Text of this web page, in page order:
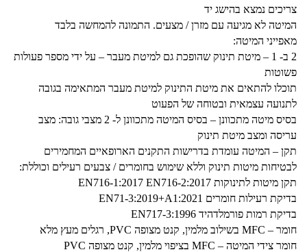
צריכים נמצא בהישג יד
המיטה לא מגיעה עם מזרן / מצעים. התמונה להמחשה בלבד
מאפייני המיטה:
2 ב- 1 – מיטת תינוק שהופכת גם למיטת מעבר – על ידי מספר פעולות
פשוטות
תוכלו להתאים את מיטת התינוק למיטת מעבר המתאימה בגובה
לתנועה עצמאית ובטוחה של הפעוט
בסיס מיטה מתכוונן – בסיס המיטה מתכוונן ל- 2 מצבי גובה: מצב
עריסה ומצב מיטת תינוק
תקן – המיטה עומדת בדרישות התקנים הארופאיים המחמירים
לבטיחות מיטות תינוק וללא שימוש בחומרים / צבעים רעילים וכוללת:
תקן מיטות לתינוקות EN716-1:2017 EN716-2:2017
בדיקת רעילות חומרים EN71-3:2019+A1:2021
בדיקת רמות פורמלדהיד EN717-3:1996
חומר – MFC בשילוב מלמין, קנט מצופה PVC, רגלים מעץ מלא
חומר צידי המיטה – MFC בציפוי מלמין, קנט מצופה PVC